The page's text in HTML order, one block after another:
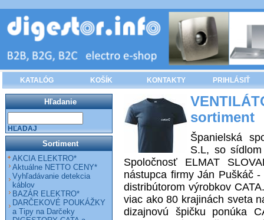
KATALÓG KOŠÍK KONTAKTY PRIHLÁSIŤ
sortiment
Španielská
S.L, so
Spoločnosť ELMAT
nástupca firmy Ján Puškáč
distribútorom výrobkov
viac ako 80 krajinách sveta
dizajnovú špičku ponúka
Hľadanie
HĽADAJ
Sortiment
AKCIA ELEKTRO*
Aktuálne NETTO CENY*
Vyhľadávanie detekcia
káblov
BAZÁR ELEKTRO*
DARČEKOVÉ POUKÁŽKY
a Tipy na Darčeky